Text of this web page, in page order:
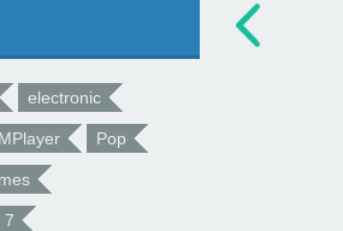
electronic
Pop
7